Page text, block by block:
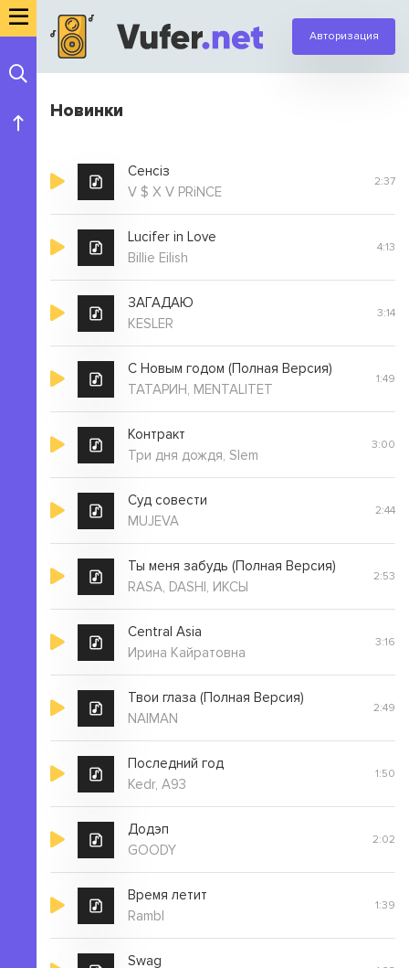
Авторизация
Новинки
Сенсіз
V $ X V PRiNCE
2:37
Lucifer in Love
Billie Eilish
4:13
ЗАГАДАЮ
KESLER
3:14
С Новым годом (Полная Версия)
ТАТАРИН, MENTALITET
1:49
Контракт
Три дня дождя, Slem
3:00
Суд совести
MUJEVA
2:44
Ты меня забудь (Полная Версия)
RASA, DASHI, ИКСЫ
2:53
Central Asia
Ирина Кайратовна
3:16
Твои глаза (Полная Версия)
NAIMAN
2:49
Последний год
Kedr, A93
1:50
Додэп
GOODY
2:02
Время летит
Rambl
1:39
Swag